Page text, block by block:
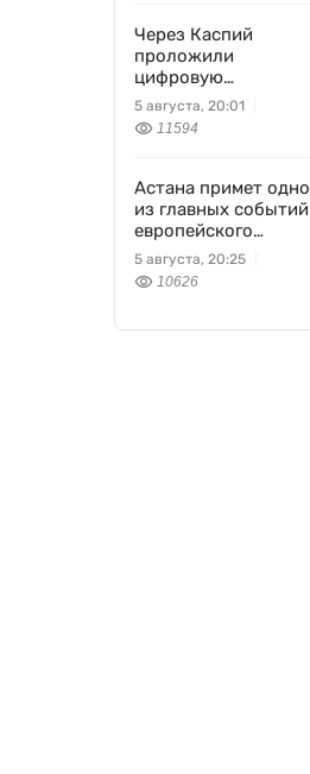
Через Каспий
проложили
цифровую
магистраль: что это
изменит
5 августа, 20:01
11594
Астана примет одно
из главных событий
европейского
футбола
5 августа, 20:25
10626